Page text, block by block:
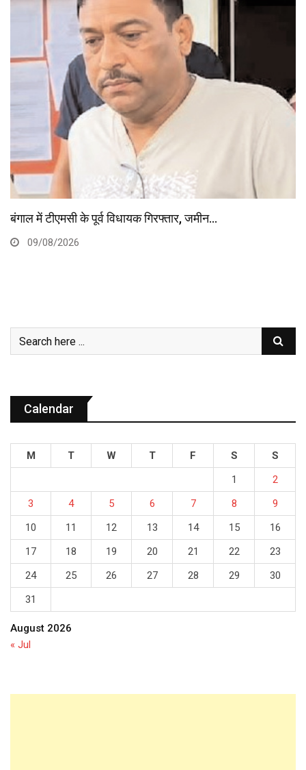
के पूर्व विधायक गिरफ्तार, जमीन…
Calendar
August 2026
M T W T F S
S
1
2
3
4 5 6 7 8
9
10
11 12 13 14 15
16
17
18 19 20 21 22
23
24
25 26 27 28 29
30
31
« Jul